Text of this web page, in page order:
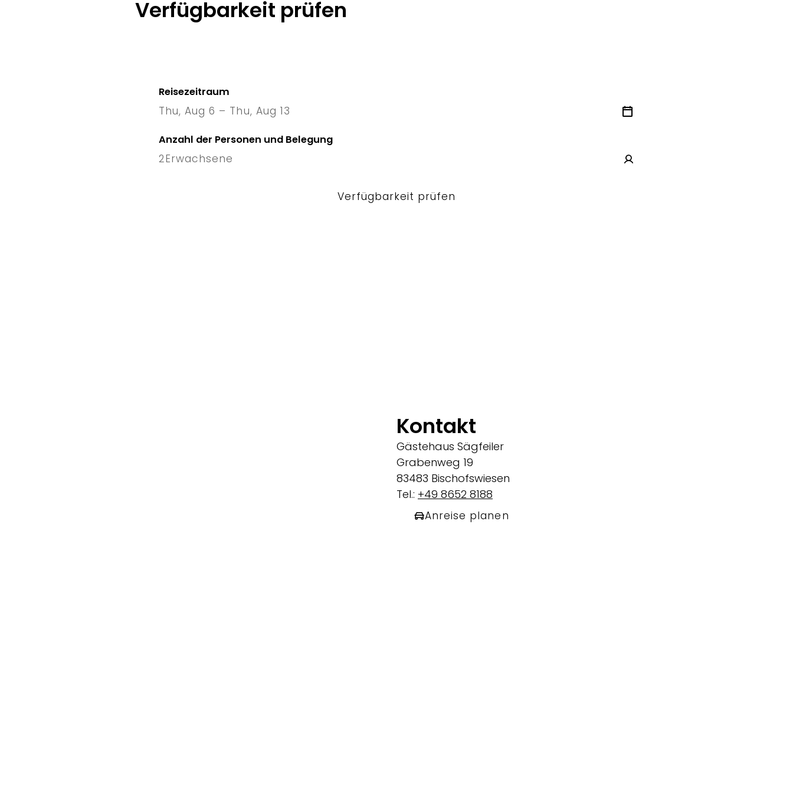
Verfügbarkeit prüfen
Reisezeitraum
Thu, Aug 6 – Thu, Aug 13
Anzahl der Personen und Belegung
2Erwachsene
Verfügbarkeit prüfen
Kontakt
Gästehaus Sägfeiler
Grabenweg 19
83483 Bischofswiesen
Tel.: +49 8652 8188
Anreise planen